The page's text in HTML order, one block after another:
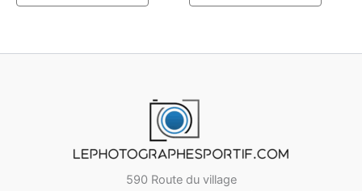
590 Route du village